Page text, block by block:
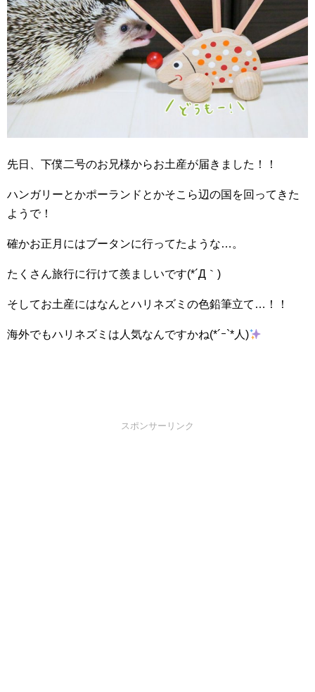
先日、下僕二号のお兄様からお土産が届きました！！
ハンガリーとかポーランドとかそこら辺の国を回ってきた
ようで！
確かお正月にはブータンに行ってたような…。
たくさん旅行に行けて羨ましいです(*´Д｀)
そしてお土産にはなんとハリネズミの色鉛筆立て…！！
海外でもハリネズミは人気なんですかね(*´ｰ`*人)
スポンサーリンク